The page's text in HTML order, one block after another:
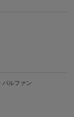
パルファン